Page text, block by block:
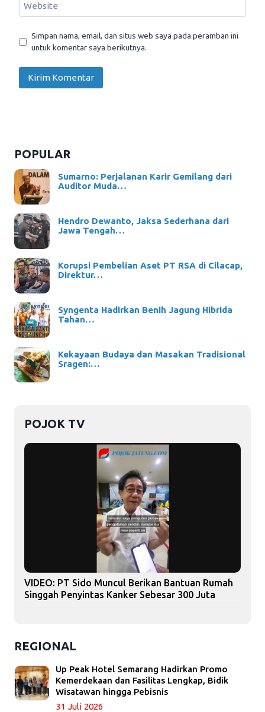
Website
Simpan nama, email, dan situs web saya pada peramban ini
untuk komentar saya berikutnya.
POPULAR
Sumarno: Perjalanan Karir Gemilang dari
Auditor Muda…
Hendro Dewanto, Jaksa Sederhana dari
Jawa Tengah…
Korupsi Pembelian Aset PT RSA di Cilacap,
Direktur…
Syngenta Hadirkan Benih Jagung Hibrida
Tahan…
Kekayaan Budaya dan Masakan Tradisional
Sragen:…
POJOK TV
VIDEO: PT Sido Muncul Berikan Bantuan Rumah
Singgah Penyintas Kanker Sebesar 300 Juta
REGIONAL
Up Peak Hotel Semarang Hadirkan Promo
Kemerdekaan dan Fasilitas Lengkap, Bidik
Wisatawan hingga Pebisnis
31 Juli 2026